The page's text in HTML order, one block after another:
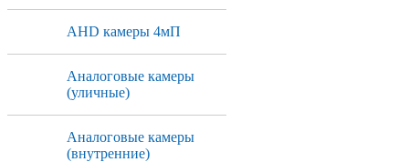
AHD камеры 4мП
Аналоговые камеры
(уличные)
Аналоговые камеры
(внутренние)